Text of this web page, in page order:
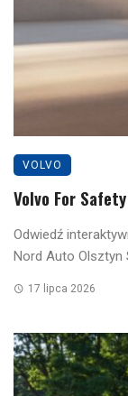
VOLVO
Volvo For
Odwiedź
Nord Auto Olsztyn
17 lipca 2026